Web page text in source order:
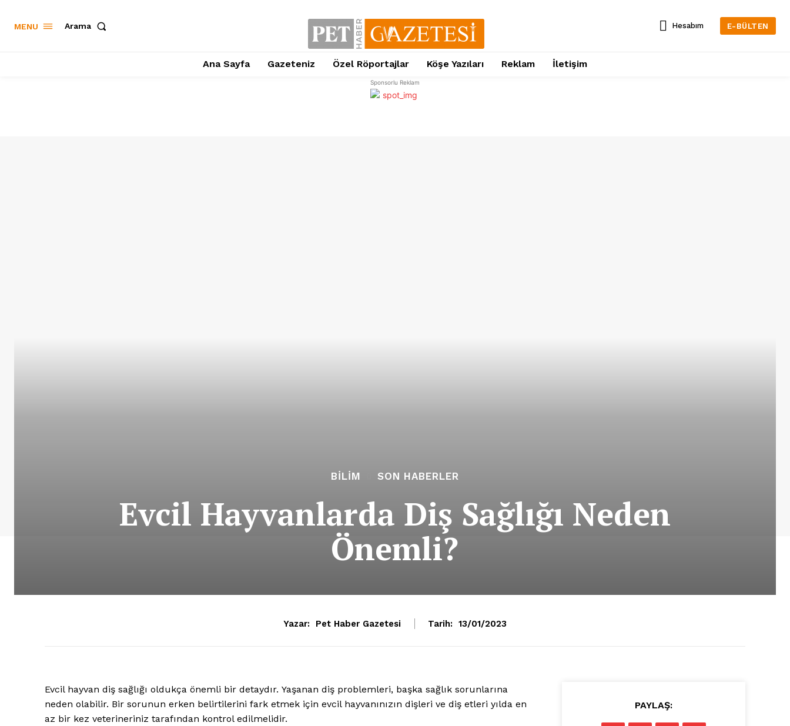
MENU Arama Hesabım E-BÜLTEN
Ana Sayfa Gazeteniz Özel Röportajlar Köşe Yazıları Reklam İletişim
Sponsorlu Reklam
BILIM SON HABERLER
Evcil Hayvanlarda Diş Sağlığı Neden
Önemli?
Yazar: Pet Haber Gazetesi Tarih: 13/01/2023
Evcil hayvan diş sağlığı oldukça önemli bir detaydır. Yaşanan diş problemleri, başka sağlık sorunlarına
neden olabilir. Bir sorunun erken belirtilerini fark etmek için evcil hayvanınızın dişleri ve diş etleri yılda en
az bir kez veterineriniz tarafından kontrol edilmelidir.
PAYLAŞ: